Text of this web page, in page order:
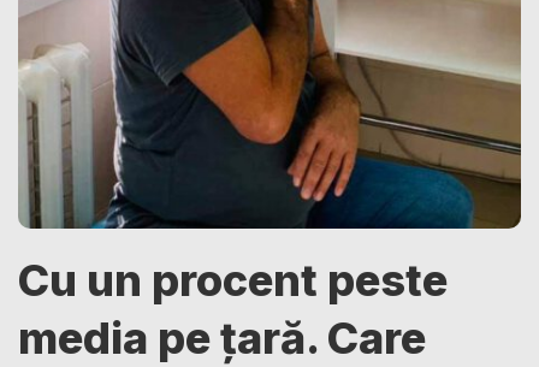
Cu un procent peste
media pe țară. Care